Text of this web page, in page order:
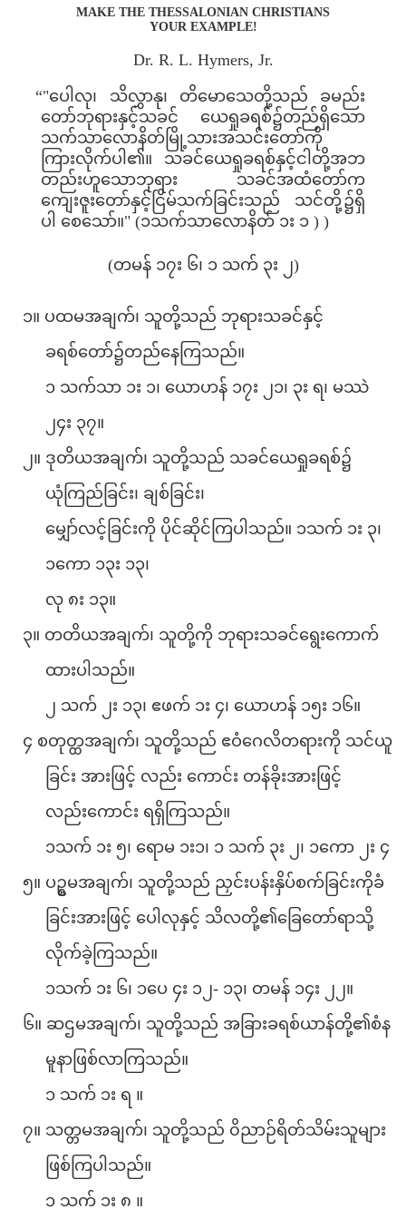
MAKE THE THESSALONIAN CHRISTIANS
YOUR EXAMPLE!
Dr. R. L. Hymers, Jr.
“"ပေါလု၊ သိလွှာနု၊ တိမောသေတို့သည် ခမည်း
တော်ဘုရားနှင့်သခင် ယေရှုခရစ်၌တည်ရှိသော
သက်သာလောနိတ်မြို့သားအသင်းတော်ကို
ကြားလိုက်ပါ၏။ သခင်ယေရှုခရစ်နှင့်ငါတို့အဘ
တည်းဟူသောဘုရား သခင်အထံတော်က
ကျေးဇူးတော်နှင့်ငြိမ်သက်ခြင်းသည် သင်တို့၌ရှိ
ပါ စေသော်။" (၁သက်သာလောနိတ် ၁း ၁ ) )
(တမန် ၁၇း ၆၊ ၁ သက် ၃း ၂)
၁။ ပထမအချက်၊ သူတို့သည် ဘုရားသခင်နှင့်
ခရစ်တော်၌တည်နေကြသည်။
၁ သက်သာ ၁း ၁၊ ယောဟန် ၁၇း ၂၁၊ ၃း ရ၊ မဿဲ
၂၄း ၃၇။
၂။ ဒုတိယအချက်၊ သူတို့သည် သခင်ယေရှုခရစ်၌
ယုံကြည်ခြင်း၊ ချစ်ခြင်း၊
မျှော်လင့်ခြင်းကို ပိုင်ဆိုင်ကြပါသည်။ ၁သက် ၁း ၃၊
၁ကော ၁၃း ၁၃၊
လု ၈း ၁၃။
၃။ တတိယအချက်၊ သူတို့ကို ဘုရားသခင်ရွေးကောက်
ထားပါသည်။
၂ သက် ၂း ၁၃၊ ဧဖက် ၁း ၄၊ ယောဟန် ၁၅း ၁၆။
၄ စတုတ္ထအချက်၊ သူတို့သည် ဧဝံဂေလိတရားကို သင်ယူ
ခြင်း အားဖြင့် လည်း ကောင်း တန်ခိုးအားဖြင့်
လည်းကောင်း ရရှိကြသည်။
၁သက် ၁း ၅၊ ရောမ ၁း၁၊ ၁ သက် ၃း ၂၊ ၁ကော ၂း ၄
၅။ ပဥ္စမအချက်၊ သူတို့သည် ညှင်းပန်းနှိပ်စက်ခြင်းကိုခံ
ခြင်းအားဖြင့် ပေါလုနှင့် သိလတို့၏ခြေတော်ရာသို့
လိုက်ခဲ့ကြသည်။
၁သက် ၁း ၆၊ ၁ပေ ၄း ၁၂- ၁၃၊ တမန် ၁၄း ၂၂။
၆။ ဆဌမအချက်၊ သူတို့သည် အခြားခရစ်ယာန်တို့၏စံန
မူနာဖြစ်လာကြသည်။
၁ သက် ၁း ရ ။
၇။ သတ္တမအချက်၊ သူတို့သည် ၀ိညာဉ်ရိတ်သိမ်းသူများ
ဖြစ်ကြပါသည်။
၁ သက် ၁း ၈ ။